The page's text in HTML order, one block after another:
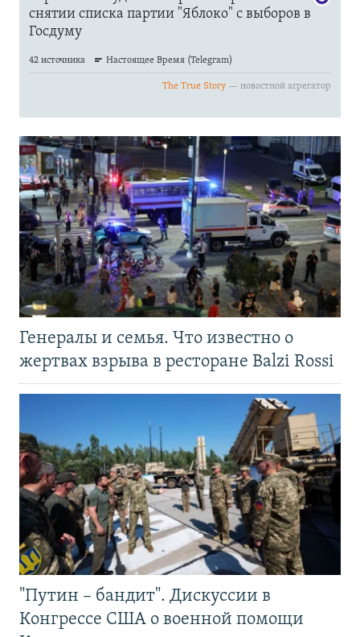
Генералы и семья. Что известно о
жертвах взрыва в ресторане Balzi Rossi
"Путин – бандит". Дискуссии в
Конгрессе США о военной помощи